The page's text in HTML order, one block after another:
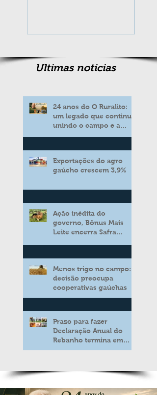
Ultimas noticias
24 anos do O Ruralito:
um legado que continua
unindo o campo e a
Exportações do agro
gaúcho crescem 3,9%
Ação inédita do
governo, Bônus Mais
Leite encerra Safra
aos produtores de leite
Menos trigo no campo:
decisão preocupa
cooperativas gaúchas
Prazo para fazer
Declaração Anual do
Rebanho termina em
duas semanas